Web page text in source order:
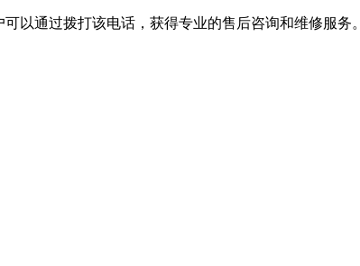
以通过拨打该电话，获得专业的售后咨询和维修服务。